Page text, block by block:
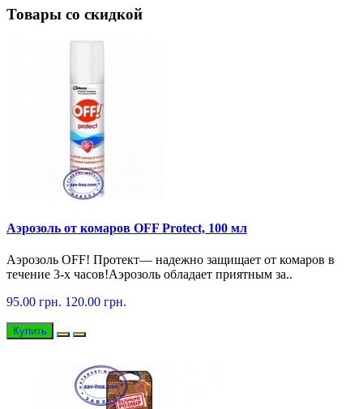
Товары со скидкой
Аэрозоль от комаров OFF Protect, 100 мл
Аэрозоль OFF! Протект— надежно защищает от комаров в
течение 3-х часов!Аэрозоль обладает приятным за..
95.00 грн. 120.00 грн.
Купить